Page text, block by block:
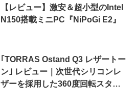
【レビュー】激安＆超小型のIntel
N150搭載ミニPC『NiPoGi E2』
｢TORRAS Ostand Q3 レザートー
ン｣ レビュー｜次世代シリコンレ
ザーを採用した360度回転スタン